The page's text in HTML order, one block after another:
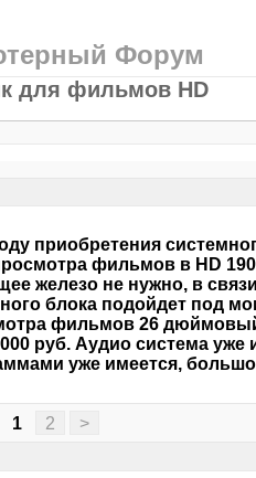
Форум
для фильмов HD
приобретения
фильмов в HD
железо не нужно, в
блока подойдет под
фильмов 26
руб. Аудио система уже
уже имеется,
1 2 >